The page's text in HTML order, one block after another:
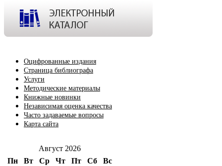
Оцифрованные издания
Страница библиографа
Услуги
Методические материалы
Книжные новинки
Независимая оценка качества
Часто задаваемые вопросы
Карта сайта
Август 2026
Пн
Вт Ср Чт Пт Сб
Вс